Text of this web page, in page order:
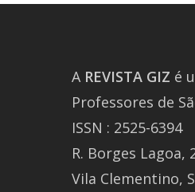
A REVISTA GIZ é
Professores de
ISSN : 2525-6394
R. Borges Lagoa,
Vila Clementino,